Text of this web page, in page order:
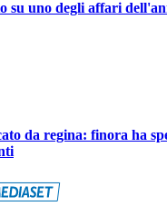
su uno degli affari
da regina: finora ha